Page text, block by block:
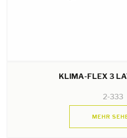
KLIMA-FLEX 3
2-333
MEHR